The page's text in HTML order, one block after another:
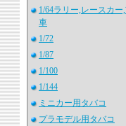
1/64ラリー,レースカー
車
1/72
1/87
1/100
1/144
ミニカー用タバコ
プラモデル用タバコ